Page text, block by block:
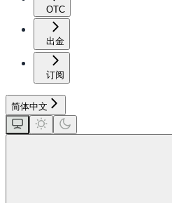
OTC
出金
订阅
简体中文